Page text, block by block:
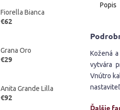
Fiorella Bianca
€62
Grana Oro
€29
Anita Grande Lilla
€92
Popis
Kožená
vytvára
Vnútro
Ďalšie